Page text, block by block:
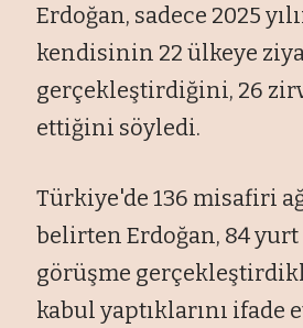
Erdoğan, sadece 2025
kendisinin 22 ülkeye
gerçekleştirdiğini, 26
ettiğini söyledi.
Türkiye'de 136 misafiri
belirten Erdoğan, 84 yurt
görüşme
kabul yaptıklarını ifade